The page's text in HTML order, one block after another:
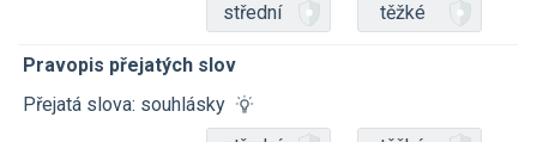
střední
těžké
Pravopis přejatých slov
Přejatá slova: souhlásky